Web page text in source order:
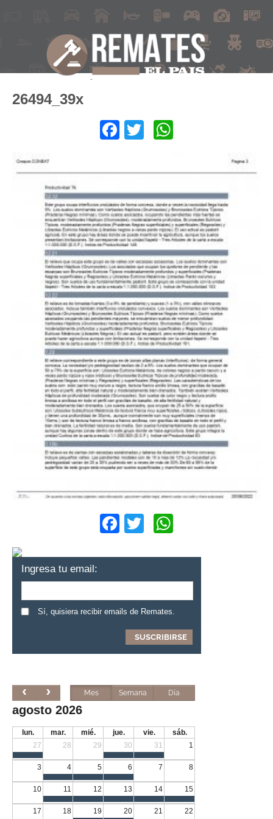
26494_39x
Facebook
Twitter
Facebook
Twitter
Ingresa tu email:
Sí, quisiera recibir emails de Remates.
Mes Semana Día
agosto 2026
lun. mar. mié. jue. vie.
sáb.
27
28 29 30 31 1
3 4 5 6 7 8
10 11 12 13 14 15
17 18 19 20 21 22